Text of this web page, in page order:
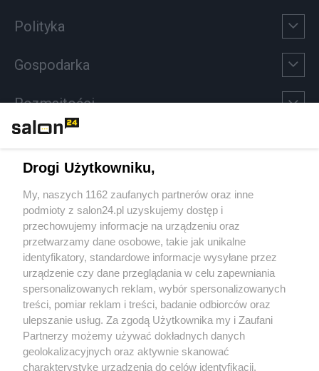
Polityka
Gospodarka
Rozmaitości
Sport
Społeczeństwo
Kultura
X Facebook Instagram Youtube
Drogi Użytkowniku,
My, naszych 1162 zaufanych partnerów oraz inne
podmioty z salon24.pl uzyskujemy dostęp i
przechowujemy informacje na urządzeniu oraz
przetwarzamy dane osobowe, takie jak unikalne
identyfikatory, standardowe informacje wysyłane przez
urządzenie czy dane przeglądania w celu zapewniania
spersonalizowanych reklam, wybór spersonalizowanych
treści, pomiar reklam i treści, badanie odbiorców oraz
ulepszanie usług. Za zgodą Użytkownika my i Zaufani
Partnerzy możemy używać dokładnych danych
geolokalizacyjnych oraz aktywnie skanować
charakterystykę urządzenia do celów identyfikacji.